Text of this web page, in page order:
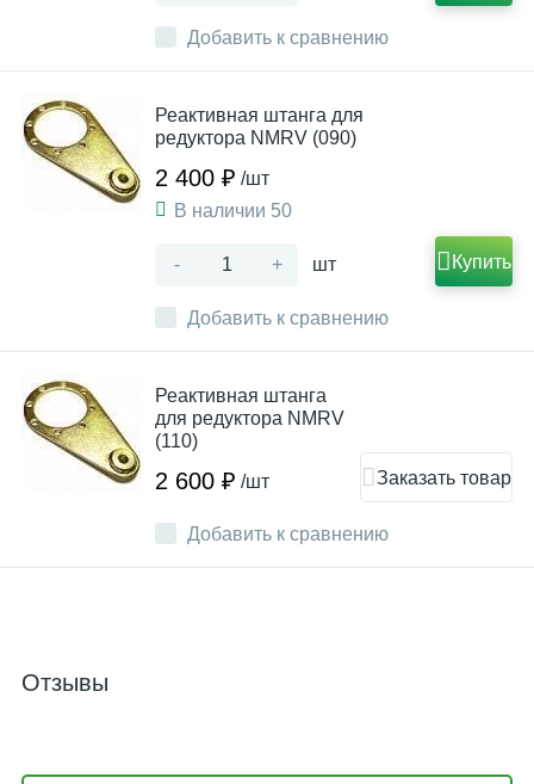
Добавить к сравнению
Добавить к сравнению
Реактивная штанга для
редуктора NMRV (090)
2 400 ₽ /шт
В наличии 50
- + шт Купить
Добавить к сравнению
Реактивная штанга
для редуктора NMRV
(110)
2 600 ₽ /шт Заказать товар
Отзывы